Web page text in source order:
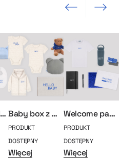
Poprzedni slajd Następny
Baby box odkrywca Baby box z misiem
PRODUKT
DOSTĘPNY
Więcej
Welcome pack Standard
PRODUKT
DOSTĘPNY
Więcej